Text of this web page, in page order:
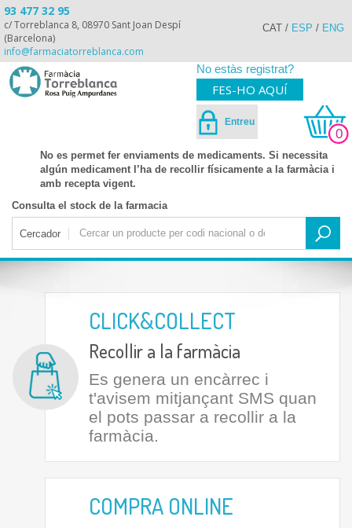
93 477 32 95
c/ Torreblanca 8, 08970 Sant Joan Despí
(Barcelona)
info@farmaciatorreblanca.com
CAT / ESP / ENG
No estàs registrat?
FES-HO AQUÍ
Entreu
0
No es permet fer enviaments de medicaments. Si necessita
algún medicament l’ha de recollir físicamente a la farmàcia i
amb recepta vigent.
Consulta el stock de la farmacia
Cercador
CLICK&COLLECT
Recollir a la farmàcia
Es genera un encàrrec i
t'avisem mitjançant SMS quan
el pots passar a recollir a la
farmàcia.
COMPRA ONLINE